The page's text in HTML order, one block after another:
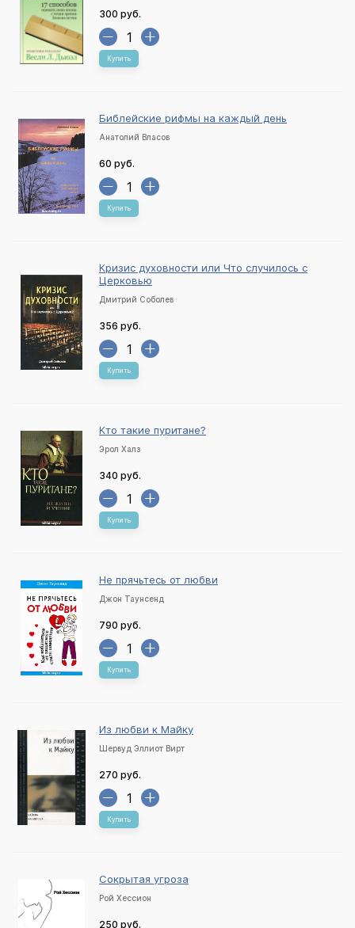
300 руб.
Купить
Библейские рифмы на каждый день
Анатолий Власов
60 руб.
Купить
Кризис духовности или Что случилось с
Церковью
Дмитрий Соболев
356 руб.
Купить
Кто такие пуритане?
Эрол Халз
340 руб.
Купить
Не прячьтесь от любви
Джон Таунсенд
790 руб.
Купить
Из любви к Майку
Шервуд Эллиот Вирт
270 руб.
Купить
Сокрытая угроза
Рой Хессион
250 руб.